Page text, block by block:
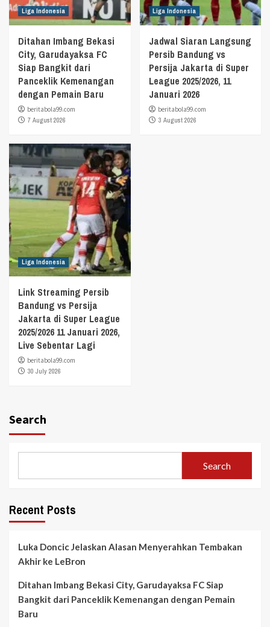
Liga Indonesia
Ditahan Imbang Bekasi
City, Garudayaksa FC
Siap Bangkit dari
Panceklik Kemenangan
dengan Pemain Baru
beritabola99.com
7 August 2026
Liga Indonesia
Jadwal Siaran Langsung
Persib Bandung vs
Persija Jakarta di Super
League 2025/2026, 11
Januari 2026
beritabola99.com
3 August 2026
Liga Indonesia
Link Streaming Persib
Bandung vs Persija
Jakarta di Super League
2025/2026 11 Januari 2026,
Live Sebentar Lagi
beritabola99.com
30 July 2026
Search
Search
Recent Posts
Luka Doncic Jelaskan Alasan Menyerahkan Tembakan
Akhir ke LeBron
Ditahan Imbang Bekasi City, Garudayaksa FC Siap
Bangkit dari Panceklik Kemenangan dengan Pemain
Baru